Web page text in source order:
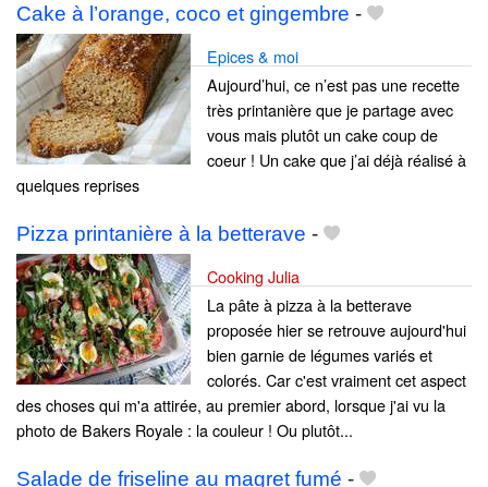
Cake à l’orange, coco et gingembre -
Epices & moi
Aujourd’hui, ce n’est pas une recette
très printanière que je partage avec
vous mais plutôt un cake coup de
coeur ! Un cake que j’ai déjà réalisé à
quelques reprises
Pizza printanière à la betterave -
Cooking Julia
La pâte à pizza à la betterave
proposée hier se retrouve aujourd'hui
bien garnie de légumes variés et
colorés. Car c'est vraiment cet aspect
des choses qui m'a attirée, au premier abord, lorsque j'ai vu la
photo de Bakers Royale : la couleur ! Ou plutôt...
Salade de friseline au magret fumé -